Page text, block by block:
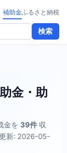
検索
補助金ふるさと納税
金・助
金を 39件 収
新: 2026-05-